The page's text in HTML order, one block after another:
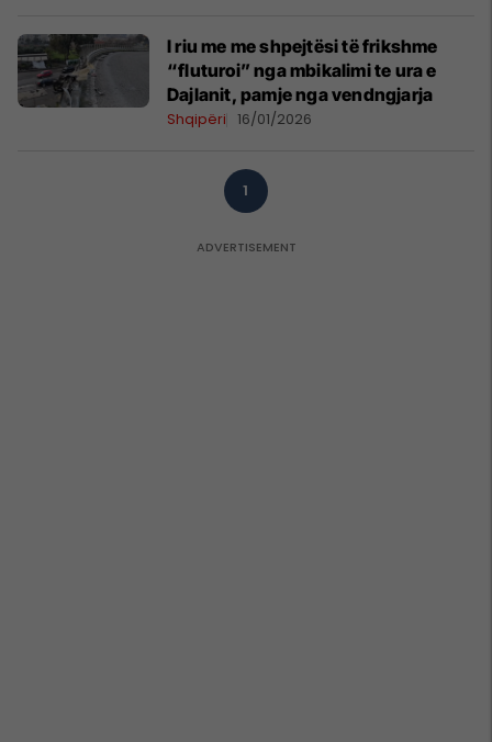
I riu me me shpejtësi të frikshme
“fluturoi” nga mbikalimi te ura e
Dajlanit, pamje nga vendngjarja
Shqipëri 16/01/2026
1